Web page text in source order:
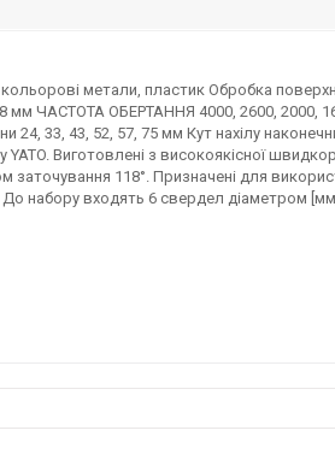
метали, пластик Обробка
мм ЧАСТОТА ОБЕРТАННЯ 4000, 2600, 2000,
33, 43, 52, 57, 75 мм Кут нахілу
Виготовлені з високоякісної
118°. Призначені для
набору входять 6 свердел діаметром